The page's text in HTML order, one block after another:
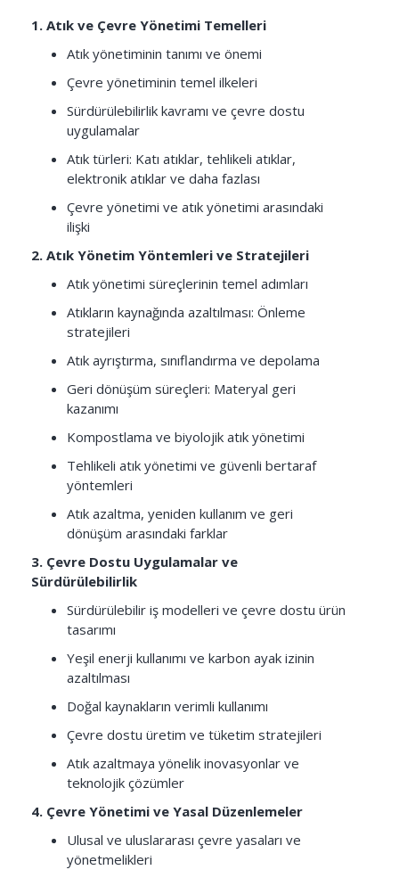
1. Atık ve Çevre Yönetimi Temelleri
Atık yönetiminin tanımı ve önemi
Çevre yönetiminin temel ilkeleri
Sürdürülebilirlik kavramı ve çevre dostu
uygulamalar
Atık türleri: Katı atıklar, tehlikeli atıklar,
elektronik atıklar ve daha fazlası
Çevre yönetimi ve atık yönetimi arasındaki
ilişki
2. Atık Yönetim Yöntemleri ve Stratejileri
Atık yönetimi süreçlerinin temel adımları
Atıkların kaynağında azaltılması: Önleme
stratejileri
Atık ayrıştırma, sınıflandırma ve depolama
Geri dönüşüm süreçleri: Materyal geri
kazanımı
Kompostlama ve biyolojik atık yönetimi
Tehlikeli atık yönetimi ve güvenli bertaraf
yöntemleri
Atık azaltma, yeniden kullanım ve geri
dönüşüm arasındaki farklar
3. Çevre Dostu Uygulamalar ve
Sürdürülebilirlik
Sürdürülebilir iş modelleri ve çevre dostu ürün
tasarımı
Yeşil enerji kullanımı ve karbon ayak izinin
azaltılması
Doğal kaynakların verimli kullanımı
Çevre dostu üretim ve tüketim stratejileri
Atık azaltmaya yönelik inovasyonlar ve
teknolojik çözümler
4. Çevre Yönetimi ve Yasal Düzenlemeler
Ulusal ve uluslararası çevre yasaları ve
yönetmelikleri